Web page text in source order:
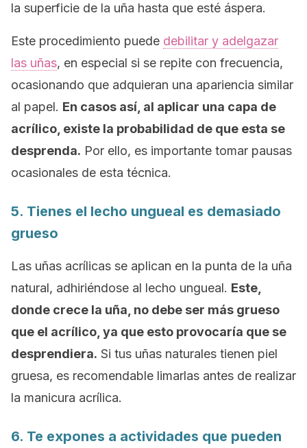
la superficie de la uña hasta que esté áspera.
Este procedimiento puede debilitar y adelgazar
las uñas, en especial si se repite con frecuencia,
ocasionando que adquieran una apariencia similar
al papel. En casos así, al aplicar una capa de
acrílico, existe la probabilidad de que esta se
desprenda. Por ello, es importante tomar pausas
ocasionales de esta técnica.
5. Tienes el lecho ungueal es demasiado
grueso
Las uñas acrílicas se aplican en la punta de la uña
natural, adhiriéndose al lecho ungueal. Este,
donde crece la uña, no debe ser más grueso
que el acrílico, ya que esto provocaría que se
desprendiera. Si tus uñas naturales tienen piel
gruesa, es recomendable limarlas antes de realizar
la manicura acrílica.
6. Te expones a actividades que pueden